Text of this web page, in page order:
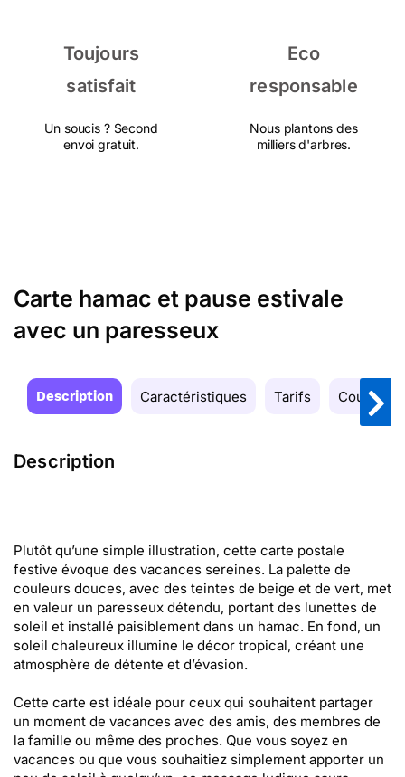
Toujours
satisfait
Un soucis ? Second
envoi gratuit.
Eco
responsable
Nous plantons des
milliers d'arbres.
Carte hamac et pause estivale
avec un paresseux
Description Caractéristiques Tarifs Couleurs
Description
Plutôt qu’une simple illustration, cette carte postale
festive évoque des vacances sereines. La palette de
couleurs douces, avec des teintes de beige et de vert, met
en valeur un paresseux détendu, portant des lunettes de
soleil et installé paisiblement dans un hamac. En fond, un
soleil chaleureux illumine le décor tropical, créant une
atmosphère de détente et d’évasion.
Cette carte est idéale pour ceux qui souhaitent partager
un moment de vacances avec des amis, des membres de
la famille ou même des proches. Que vous soyez en
vacances ou que vous souhaitiez simplement apporter un